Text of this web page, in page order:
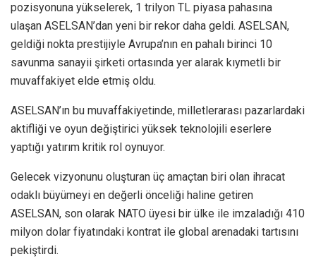
pozisyonuna yükselerek, 1 trilyon TL piyasa pahasına
ulaşan ASELSAN’dan yeni bir rekor daha geldi. ASELSAN,
geldiği nokta prestijiyle Avrupa’nın en pahalı birinci 10
savunma sanayii şirketi ortasında yer alarak kıymetli bir
muvaffakiyet elde etmiş oldu.
ASELSAN’ın bu muvaffakiyetinde, milletlerarası pazarlardaki
aktifliği ve oyun değiştirici yüksek teknolojili eserlere
yaptığı yatırım kritik rol oynuyor.
Gelecek vizyonunu oluşturan üç amaçtan biri olan ihracat
odaklı büyümeyi en değerli önceliği haline getiren
ASELSAN, son olarak NATO üyesi bir ülke ile imzaladığı 410
milyon dolar fiyatındaki kontrat ile global arenadaki tartısını
pekiştirdi.